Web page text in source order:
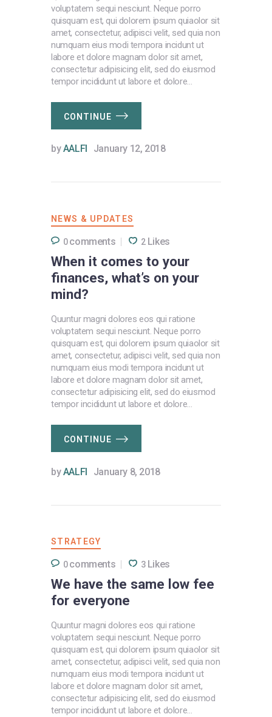
voluptatem sequi nesciunt. Neque porro
quisquam est, qui dolorem ipsum quiaolor sit
amet, consectetur, adipisci velit, sed quia non
numquam eius modi tempora incidunt ut
labore et dolore magnam dolor sit amet,
consectetur adipisicing elit, sed do eiusmod
tempor incididunt ut labore et dolore…
CONTINUE
byAALFI January 12, 2018
NEWS & UPDATES
0 comments 2 Likes
When it comes to your
finances, what’s on your
mind?
Quuntur magni dolores eos qui ratione
voluptatem sequi nesciunt. Neque porro
quisquam est, qui dolorem ipsum quiaolor sit
amet, consectetur, adipisci velit, sed quia non
numquam eius modi tempora incidunt ut
labore et dolore magnam dolor sit amet,
consectetur adipisicing elit, sed do eiusmod
tempor incididunt ut labore et dolore…
CONTINUE
byAALFI January 8, 2018
STRATEGY
0 comments 3 Likes
We have the same low fee
for everyone
Quuntur magni dolores eos qui ratione
voluptatem sequi nesciunt. Neque porro
quisquam est, qui dolorem ipsum quiaolor sit
amet, consectetur, adipisci velit, sed quia non
numquam eius modi tempora incidunt ut
labore et dolore magnam dolor sit amet,
consectetur adipisicing elit, sed do eiusmod
tempor incididunt ut labore et dolore…